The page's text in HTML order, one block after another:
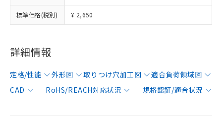
標準価格(税別) ¥ 2,650
詳細情報
定格/性能 外形図 取りつけ穴加工図
適合負荷領域図
CAD
RoHS/REACH対応状況 規格認証/適合状況